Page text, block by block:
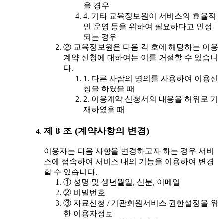
을 경우
4. 기타 교육정보원이 서비스의 효율적
인 운영 등을 위하여 필요하다고 인정
되는 경우
② 교육정보원은 다음 각 호에 해당하는 이용
계약 신청에 대하여는 이를 거절할 수 있습니
다.
1. 다른 사람의 명의를 사용하여 이용신
청을 하였을 때
2. 이용계약 신청서의 내용을 허위로 기
재하였을 때
제 8 조 (계약사항의 변경)
이용자는 다음 사항을 변경하고자 하는 경우 서비
스에 접속하여 서비스 내의 기능을 이용하여 변경
할 수 있습니다.
① 성명 및 생년월일, 신분, 이메일
② 비밀번호
③ 자료신청 / 기관회원서비스 권한설정을 위
한 이용자정보